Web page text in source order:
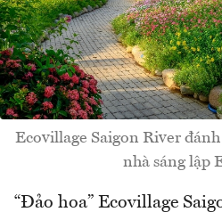
Ecovillage Saigon River
nhà sáng lập
“Đảo hoa” Ecovillage